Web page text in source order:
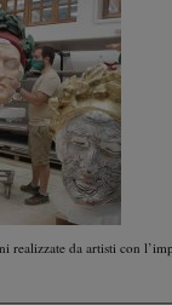
realizzate da artisti con